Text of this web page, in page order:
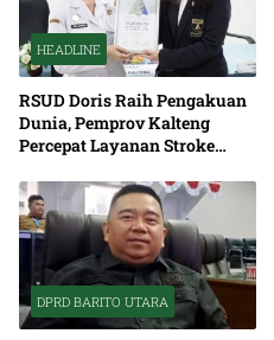
HEADLINE
RSUD Doris Raih Pengakuan
Dunia, Pemprov Kalteng
Percepat Layanan Stroke
DPRD BARITO UTARA